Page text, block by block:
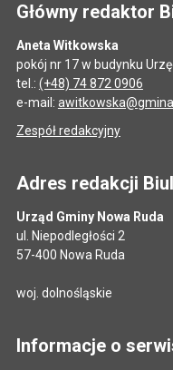
Główny redaktor
Aneta Witkowska
pokój nr 17 w budynku
tel.: (+48) 74 872 0906
e-mail:
Zespół redakcyjny
Adres redakcji
Urząd Gminy Nowa Ruda
ul. Niepodległości 2
57-400 Nowa Ruda
woj. dolnośląskie
Informacje o